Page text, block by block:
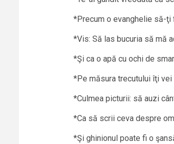
*Precum o evanghelie să-
*Vis: Să las bucuria să mă
*Şi ca o apă cu ochi de
*Pe măsura trecutului îţi vei
*Culmea picturii: să auzi
*Ca să scrii ceva despre
*Şi ghinionul poate fi o